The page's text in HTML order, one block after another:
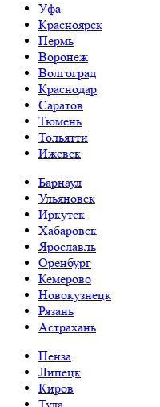
Уфа
Красноярск
Пермь
Воронеж
Волгоград
Краснодар
Саратов
Тюмень
Тольятти
Ижевск
Барнаул
Ульяновск
Иркутск
Хабаровск
Ярославль
Оренбург
Кемерово
Новокузнецк
Рязань
Астрахань
Пенза
Липецк
Киров